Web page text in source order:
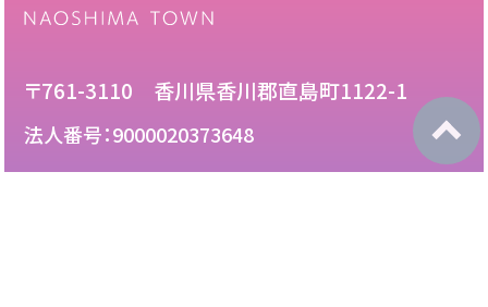
〒761-3110 香川県香川郡直島町1122-1
法人番号：9000020373648